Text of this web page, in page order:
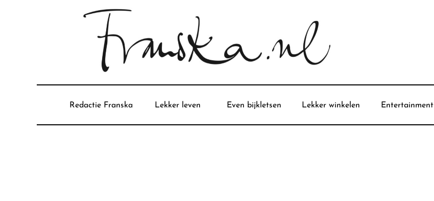
Redactie Franska Lekker leven Even bijkletsen Lekker winkelen Entertainment